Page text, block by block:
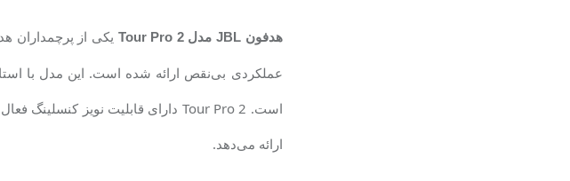
هدفونJBL مدلTour Pro 2 یکی از پرچمداران
عملکردی بی‌نقص ارائه شده است. این مدل با
است. Tour Pro 2 دارای قابلیت نویز کنسلینگ
ارائه می‌دهد.